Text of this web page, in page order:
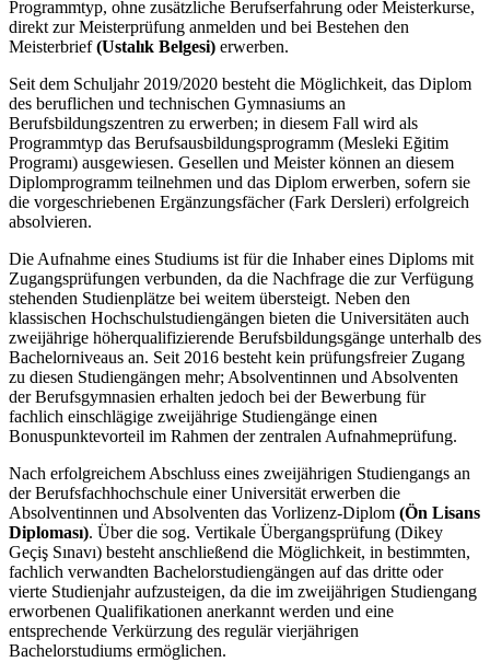
Programmtyp, ohne zusätzliche Berufserfahrung oder Meisterkurse,
direkt zur Meisterprüfung anmelden und bei Bestehen den
Meisterbrief(Ustalık Belgesi) erwerben.
Seit dem Schuljahr 2019/2020 besteht die Möglichkeit, das Diplom
des beruflichen und technischen Gymnasiums an
Berufsbildungszentren zu erwerben; in diesem Fall wird als
Programmtyp das Berufsausbildungsprogramm (Mesleki Eğitim
Programı) ausgewiesen. Gesellen und Meister können an diesem
Diplomprogramm teilnehmen und das Diplom erwerben, sofern sie
die vorgeschriebenen Ergänzungsfächer (Fark Dersleri) erfolgreich
absolvieren.
Die Aufnahme eines Studiums ist für die Inhaber eines Diploms mit
Zugangsprüfungen verbunden, da die Nachfrage die zur Verfügung
stehenden Studienplätze bei weitem übersteigt. Neben den
klassischen Hochschulstudiengängen bieten die Universitäten auch
zweijährige höherqualifizierende Berufsbildungsgänge unterhalb des
Bachelorniveaus an. Seit 2016 besteht kein prüfungsfreier Zugang
zu diesen Studiengängen mehr; Absolventinnen und Absolventen
der Berufsgymnasien erhalten jedoch bei der Bewerbung für
fachlich einschlägige zweijährige Studiengänge einen
Bonuspunktevorteil im Rahmen der zentralen Aufnahmeprüfung.
Nach erfolgreichem Abschluss eines zweijährigen Studiengangs an
der Berufsfachhochschule einer Universität erwerben die
Absolventinnen und Absolventen das Vorlizenz-Diplom (Ön Lisans
Diploması). Über die sog. Vertikale Übergangsprüfung (Dikey
Geçiş Sınavı) besteht anschließend die Möglichkeit, in bestimmten,
fachlich verwandten Bachelorstudiengängen auf das dritte oder
vierte Studienjahr aufzusteigen, da die im zweijährigen Studiengang
erworbenen Qualifikationen anerkannt werden und eine
entsprechende Verkürzung des regulär vierjährigen
Bachelorstudiums ermöglichen.